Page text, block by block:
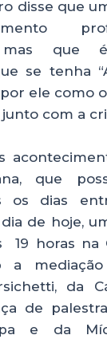
disse que
mas que
se tenha
ele como
com a
que
os dias
de hoje,
19 horas na
a
da
de
e da